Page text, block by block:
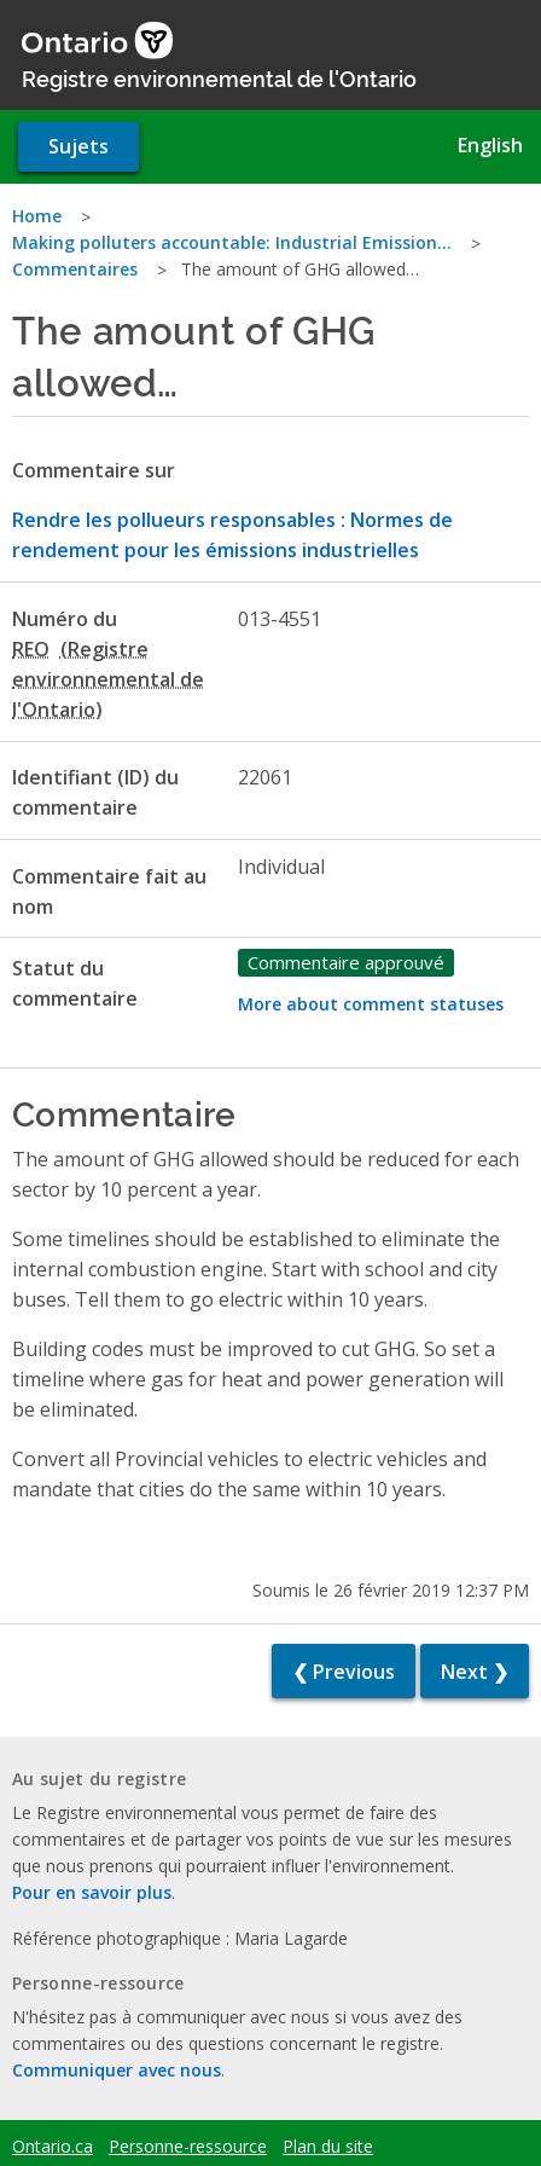
au
contenu
Registre environnemental de l'Ontario
Sujets English
Vous
êtes
ici
Home
Making polluters accountable: Industrial Emission…
Commentaires
The amount of GHG allowed…
The amount of GHG
allowed…
Commentaire sur
Rendre les pollueurs responsables : Normes de
rendement pour les émissions industrielles
Numéro du
REO
013-4551
Identifiant (ID) du
commentaire
22061
Commentaire fait au
nom
Individual
Statut du
commentaire
Commentaire approuvé
More about comment statuses
Commentaire
The amount of GHG allowed should be reduced for each
sector by 10 percent a year.
Some timelines should be established to eliminate the
internal combustion engine. Start with school and city
buses. Tell them to go electric within 10 years.
Building codes must be improved to cut GHG. So set a
timeline where gas for heat and power generation will
be eliminated.
Convert all Provincial vehicles to electric vehicles and
mandate that cities do the same within 10 years.
Soumis le 26 février 2019 12:37 PM
❮ Previous Next ❯
Au sujet du registre
Le Registre environnemental vous permet de faire des
commentaires et de partager vos points de vue sur les mesures
que nous prenons qui pourraient influer l'environnement.
Pour en savoir plus.
Référence photographique : Maria Lagarde
Personne-ressource
N'hésitez pas à communiquer avec nous si vous avez des
commentaires ou des questions concernant le registre.
Communiquer avec nous.
Footer
Ontario.ca Personne-ressource Plan du site